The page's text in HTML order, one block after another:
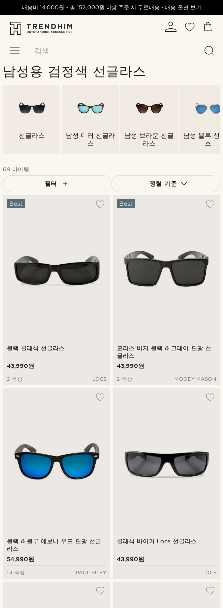
검색
배송비14,000원 - 총 152,000원 이상 주문 시 무료배송 -배송 옵션 보기
남성용 검정색 선글라스
선글라스
남성 미러 선글라
스
남성 브라운 선글
라스
남성 블루 선
스
69 아이템
필터 정렬 기준
가장 인기 있는
블랙 클래식 선글라스
Best
43,990원
2 색상 LOCS
모리스 버지 블랙 & 그레이 편광 선
글라스
Best
43,990원
2 색상 MOODY MASON
블랙 & 블루 에보니 우드 편광 선글
라스
54,990원
14 색상 PAUL RILEY
클래식 바이커 Locs 선글라스
43,990원
LOCS